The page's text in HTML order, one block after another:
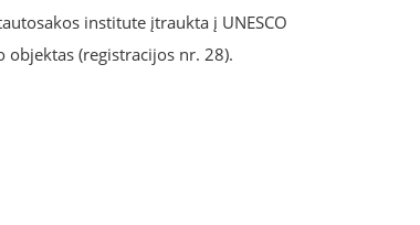
institute įtraukta į UNESCO
(registracijos nr. 28).